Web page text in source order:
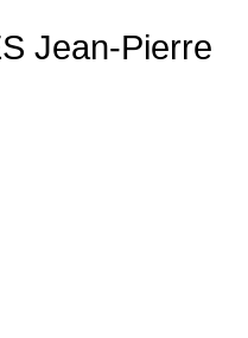
Jean-Pierre